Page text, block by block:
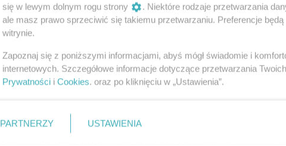
się w lewym dolnym rogu strony
. Niektóre rodzaje przetwarzania
ale masz prawo sprzeciwić się takiemu przetwarzaniu. Preferencje
witrynie.
Zapoznaj się z poniższymi informacjami, abyś mógł świadomie i
internetowych. Szczegółowe informacje dotyczące przetwarzania
Prywatności i Cookies. oraz po kliknięciu w „Ustawienia”.
PARTNERZY USTAWIENIA